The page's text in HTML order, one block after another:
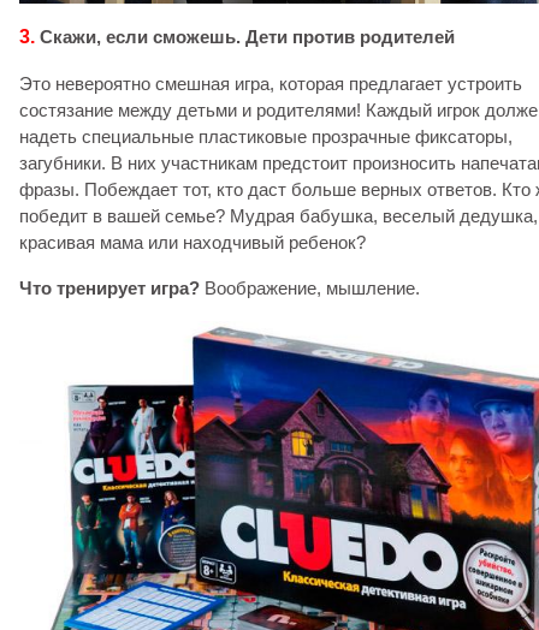
3. Скажи, если сможешь. Дети против родителей
Это невероятно смешная игра, которая предлагает устроить
состязание между детьми и родителями! Каждый игрок
надеть специальные пластиковые прозрачные фиксаторы,
загубники. В них участникам предстоит произносить
фразы. Побеждает тот, кто даст больше верных ответов. Кто
победит в вашей семье? Мудрая бабушка, веселый дедушка,
красивая мама или находчивый ребенок?
Что тренирует игра? Воображение, мышление.